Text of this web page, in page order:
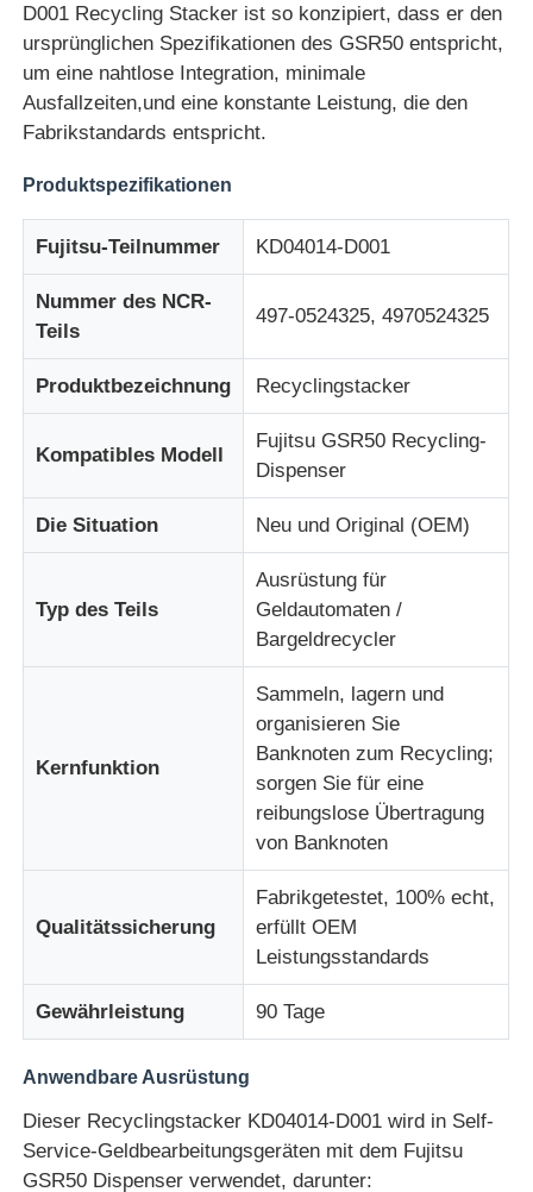
Produkte
Videos
Über uns
Fabrik Tour
Qualitätskontrolle
Kontakt
Nachrichten
NCR-Geldautomatenteile
Ersatzteile für Wincor-Geldautomaten
Fujitsu Geldautomaten-Teile
GRG ATM-Teile
D001 Recycling Stacker ist so konzipiert, dass er den
ursprünglichen Spezifikationen des GSR50 entspricht,
um eine nahtlose Integration, minimale
Ausfallzeiten,und eine konstante Leistung, die den
Fabrikstandards entspricht.
Produktspezifikationen
Fujitsu-Teilnummer KD04014-D001
Nummer des NCR-
Teils
497-0524325, 4970524325
Produktbezeichnung Recyclingstacker
Kompatibles Modell
Fujitsu GSR50 Recycling-
Dispenser
Die Situation Neu und Original (OEM)
Typ des Teils
Ausrüstung für
Geldautomaten /
Bargeldrecycler
Kernfunktion
Sammeln, lagern und
organisieren Sie
Banknoten zum Recycling;
sorgen Sie für eine
reibungslose Übertragung
von Banknoten
Qualitätssicherung
Fabrikgetestet, 100% echt,
erfüllt OEM
Leistungsstandards
Gewährleistung 90 Tage
Anwendbare Ausrüstung
Dieser Recyclingstacker KD04014-D001 wird in Self-
Service-Geldbearbeitungsgeräten mit dem Fujitsu
GSR50 Dispenser verwendet, darunter: